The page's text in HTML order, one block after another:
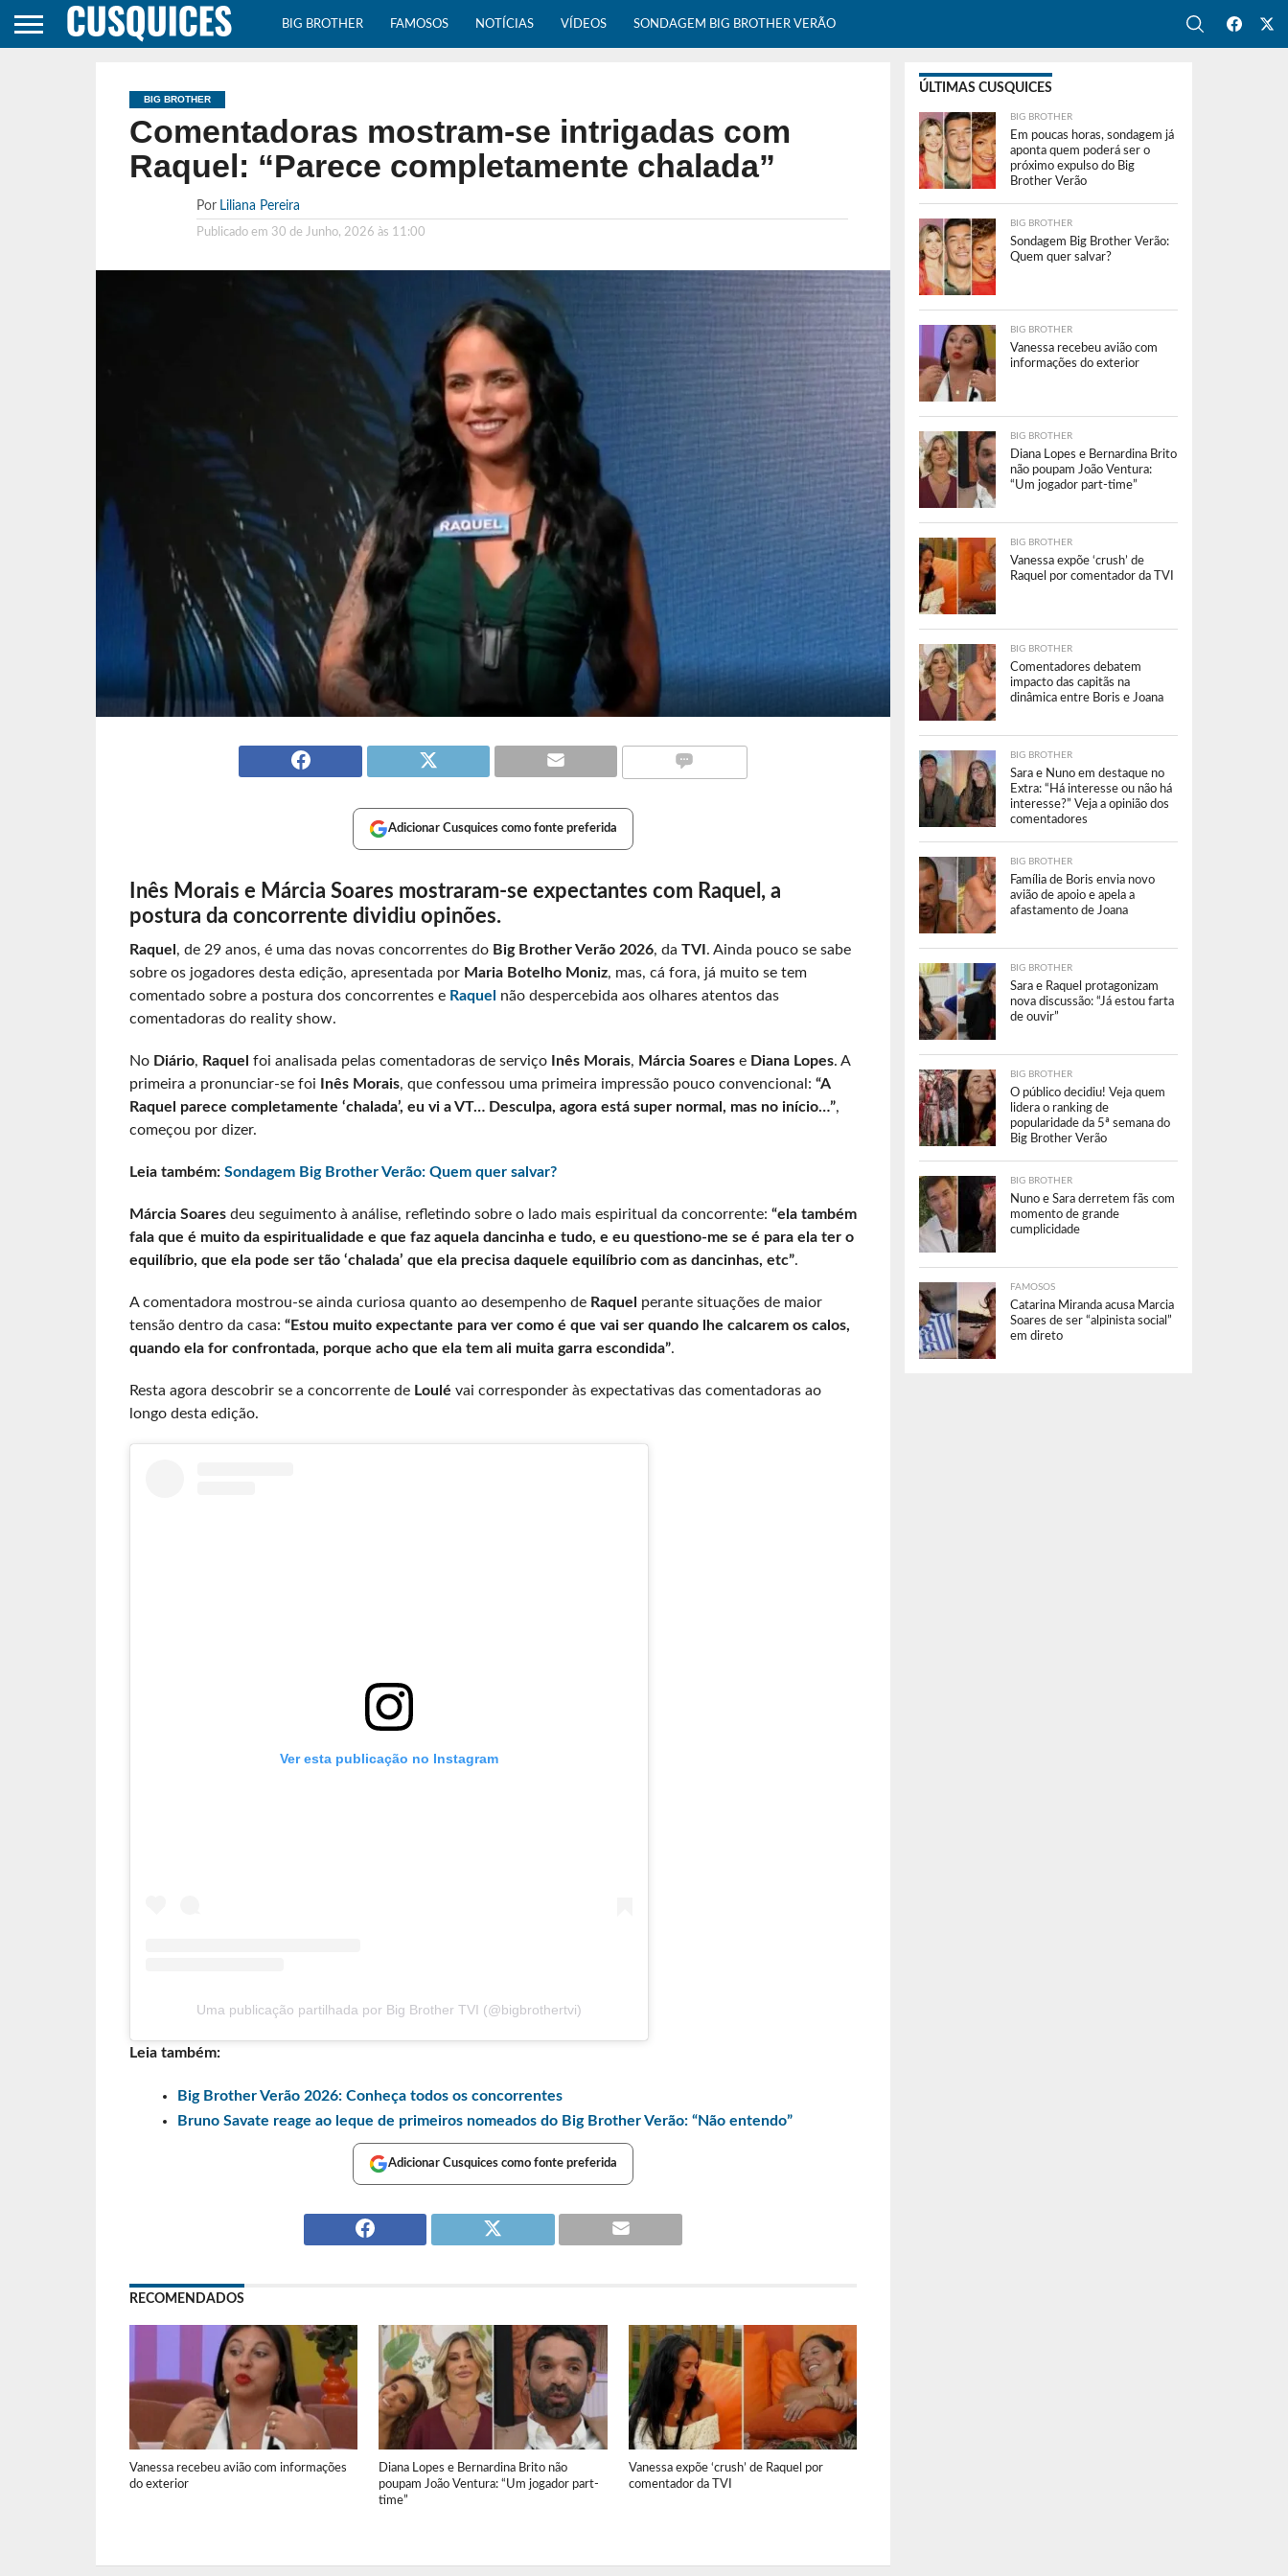
BIG BROTHER FAMOSOS NOTÍCIAS VÍDEOS SONDAGEM BIG BROTHER VERÃO
BIG BROTHER
Comentadoras mostram-se intrigadas com
Raquel: “Parece completamente chalada”
Por Liliana Pereira
Publicado em 30 de Junho, 2026 às 11:00
Adicionar Cusquices como fonte preferida
Inês Morais e Márcia Soares mostraram-se expectantes com Raquel, a
postura da concorrente dividiu opinões.
Raquel , de 29 anos, é uma das novas concorrentes do Big Brother Verão 2026, da TVI . Ainda pouco se sabe
sobre os jogadores desta edição, apresentada por Maria Botelho Moniz, mas, cá fora, já muito se tem
comentado sobre a postura dos concorrentes e Raquel
não despercebida aos olhares atentos das
comentadoras do reality show.
No Diário, Raquel foi analisada pelas comentadoras de serviço Inês Morais, Márcia Soarese Diana Lopes. A
primeira a pronunciar-se foi
Inês Morais, que confessou uma primeira impressão pouco convencional: “A
Raquel parece completamente ‘chalada’, eu vi a VT… Desculpa, agora está super normal, mas no início…”,
começou por dizer.
Leia também: Sondagem Big Brother Verão: Quem quer salvar?
Márcia Soaresdeu seguimento à análise, refletindo sobre o lado mais espiritual da concorrente: “ela também
fala que é muito da espiritualidade e que faz aquela dancinha e tudo, e eu questiono-me se é para ela ter o
equilíbrio, que ela pode ser tão ‘chalada’ que ela precisa daquele equilíbrio com as dancinhas, etc”.
A comentadora mostrou-se ainda curiosa quanto ao desempenho de Raquel
perante situações de maior
tensão dentro da casa: “Estou muito expectante para ver como é que vai ser quando lhe calcarem os calos,
quando ela for confrontada, porque acho que ela tem ali muita garra escondida”.
Resta agora descobrir se a concorrente de Loulé vai corresponder às expectativas das comentadoras ao
longo desta edição.
Ver esta publicação no Instagram
Uma publicação partilhada por Big Brother TVI (@bigbrothertvi)
Leia também:
Big Brother Verão 2026: Conheça todos os concorrentes
Bruno Savate reage ao leque de primeiros nomeados do Big Brother Verão: “Não entendo”
Adicionar Cusquices como fonte preferida
RECOMENDADOS
Vanessa recebeu avião com informações
do exterior
Diana Lopes e Bernardina Brito não
poupam João Ventura: “Um jogador part-
time”
Vanessa expõe ‘crush’ de Raquel por
comentador da TVI
ÚLTIMAS CUSQUICES
BIG BROTHER
Em poucas horas, sondagem já
aponta quem poderá ser o
próximo expulso do Big
Brother Verão
BIG BROTHER
Sondagem Big Brother Verão:
Quem quer salvar?
BIG BROTHER
Vanessa recebeu avião com
informações do exterior
BIG BROTHER
Diana Lopes e Bernardina Brito
não poupam João Ventura:
“Um jogador part-time”
BIG BROTHER
Vanessa expõe ‘crush’ de
Raquel por comentador da TVI
BIG BROTHER
Comentadores debatem
impacto das capitãs na
dinâmica entre Boris e Joana
BIG BROTHER
Sara e Nuno em destaque no
Extra: “Há interesse ou não há
interesse?” Veja a opinião dos
comentadores
BIG BROTHER
Família de Boris envia novo
avião de apoio e apela a
afastamento de Joana
BIG BROTHER
Sara e Raquel protagonizam
nova discussão: “Já estou farta
de ouvir”
BIG BROTHER
O público decidiu! Veja quem
lidera o ranking de
popularidade da 5ª semana do
Big Brother Verão
BIG BROTHER
Nuno e Sara derretem fãs com
momento de grande
cumplicidade
FAMOSOS
Catarina Miranda acusa Marcia
Soares de ser “alpinista social”
em direto